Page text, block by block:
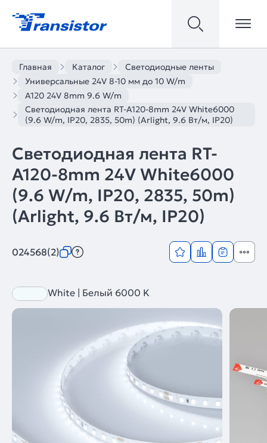
Главная Каталог
Светодиодные ленты
Универсальные 24V 8-10 мм до 10 W/m
A120 24V 8mm 9.6 W/m
Светодиодная лента RT-A120-8mm 24V White6000
(9.6 W/m, IP20, 2835, 50m) (Arlight, 9.6 Вт/м, IP20)
Светодиодная лента RT-
A120-8mm 24V White6000
(9.6 W/m, IP20, 2835, 50m)
(Arlight, 9.6 Вт/м, IP20)
024568(2)
White | Белый 6000 K